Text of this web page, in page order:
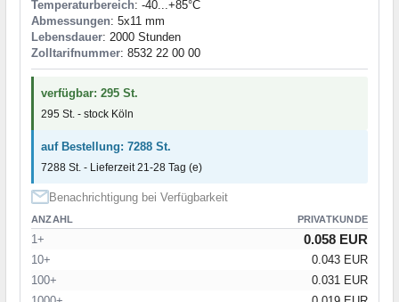
Temperaturbereich: -40...+85°C
Abmessungen: 5x11 mm
Lebensdauer: 2000 Stunden
Zolltarifnummer: 8532 22 00 00
verfügbar: 295 St.
295 St. - stock Köln
auf Bestellung: 7288 St.
7288 St. - Lieferzeit 21-28 Tag (e)
Benachrichtigung bei Verfügbarkeit
ANZAHL PRIVATKUNDE
1+ 0.058 EUR
10+
0.043 EUR
100+
0.031 EUR